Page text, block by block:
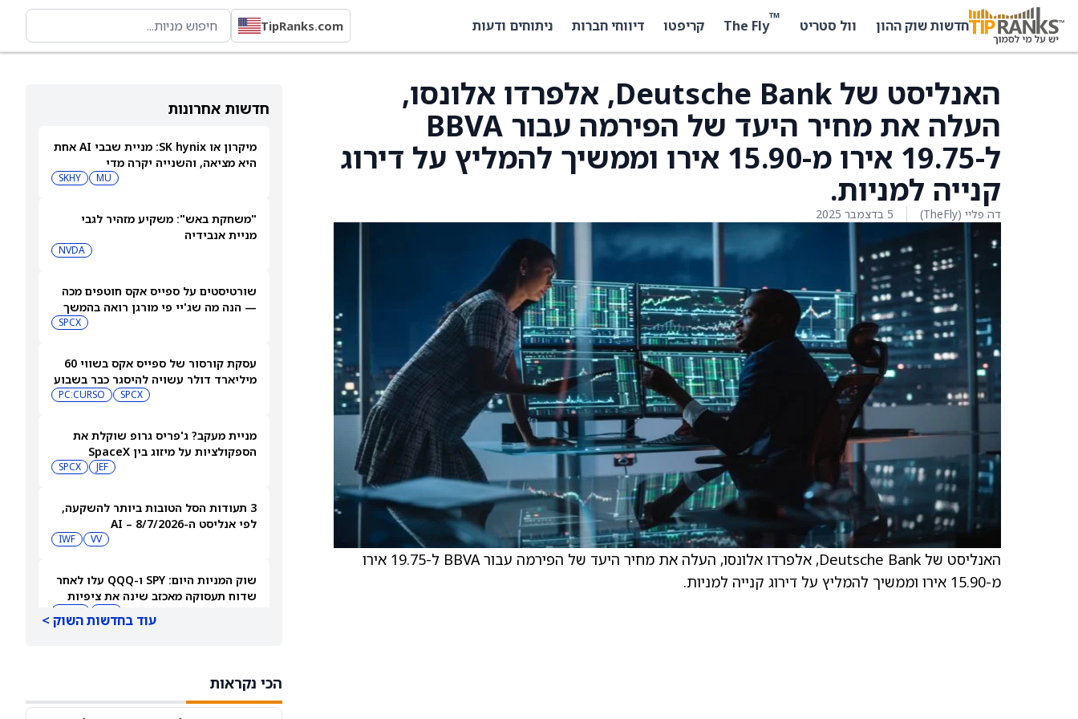
חדשות שוק ההון וול סטריט ™
The Fly קריפטו דיווחי חברות ניתוחים ודעות TipRanks.com
חדשות אחרונות
מיקרון או SK hynix: מניית שבבי AI אחת
היא מציאה, והשנייה יקרה מדי
MU
SKHY
"משחקת באש": משקיע מזהיר לגבי
מניית אנבידיה
NVDA
שורטיסטים על ספייס אקס חוטפים מכה
— הנה מה שג'יי פי מורגן רואה בהמשך
SPCX
עסקת קורסור של ספייס אקס בשווי 60
מיליארד דולר עשויה להיסגר כבר בשבוע
SPCX
PC:CURSO
מניית מעקב? ג'פריס גרופ שוקלת את
הספקולציות על מיזוג בין SpaceX
JEF
SPCX
3 תעודות הסל הטובות ביותר להשקעה,
לפי אנליסט ה-AI – 8/7/2026
VV
IWF
שוק המניות היום: SPY ו-QQQ עלו לאחר
שדוח תעסוקה מאכזב שינה את ציפיות
עוד בחדשות השוק >
הכי נקראות
האנליסט של Deutsche Bank, אלפרדו אלונסו,
העלה את מחיר היעד של הפירמה עבור BBVA
ל-19.75 אירו מ-15.90 אירו וממשיך להמליץ על דירוג
קנייה למניות.
דה פליי (TheFly) 5 בדצמבר 2025
האנליסט של Deutsche Bank, אלפרדו אלונסו, העלה את מחיר היעד של הפירמה עבור BBVA ל-19.75 אירו
מ-15.90 אירו וממשיך להמליץ על דירוג קנייה למניות.